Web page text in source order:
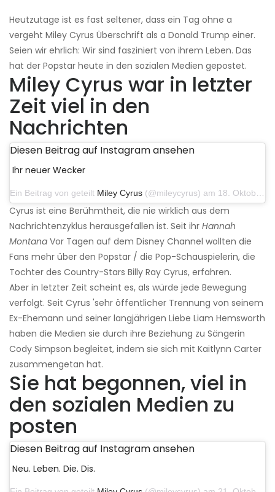
Heutzutage ist es fast seltener, dass ein Tag ohne a
vergeht Miley Cyrus Überschrift als a Donald Trump einer.
Seien wir ehrlich: Wir sind fasziniert von ihrem Leben. Das
hat der Popstar heute in den sozialen Medien gepostet.
Miley Cyrus war in letzter
Zeit viel in den
Nachrichten
Diesen Beitrag auf Instagram ansehen
Ihr neuer Wecker
Ein Beitrag von geteilt Miley Cyrus (@mileycyrus) am 18. Oktober 2019 um 19:03 Uhr PDT
Cyrus ist eine Berühmtheit, die nie wirklich aus dem
Nachrichtenzyklus herausgefallen ist. Seit ihr Hannah
Montana Vor Tagen auf dem Disney Channel wollten die
Fans mehr über den Popstar / die Pop-Schauspielerin, die
Tochter des Country-Stars Billy Ray Cyrus, erfahren.
Aber in letzter Zeit scheint es, als würde jede Bewegung
verfolgt. Seit Cyrus 'sehr öffentlicher Trennung von seinem
Ex-Ehemann und seiner langjährigen Liebe Liam Hemsworth
haben die Medien sie durch ihre Beziehung zu Sängerin
Cody Simpson begleitet, indem sie sich mit Kaitlynn Carter
zusammengetan hat.
Sie hat begonnen, viel in
den sozialen Medien zu
posten
Diesen Beitrag auf Instagram ansehen
Neu. Leben. Die. Dis.